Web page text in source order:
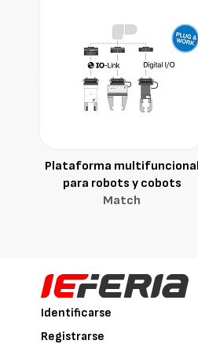
Plataforma multifuncional
para robots y cobots
Match
Identificarse
Registrarse